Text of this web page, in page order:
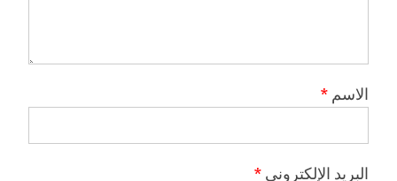
الاسم *
البريد الإلكتروني *